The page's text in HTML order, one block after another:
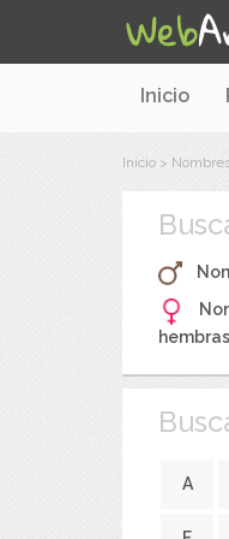
Inicio
Inicio >
hembras
A